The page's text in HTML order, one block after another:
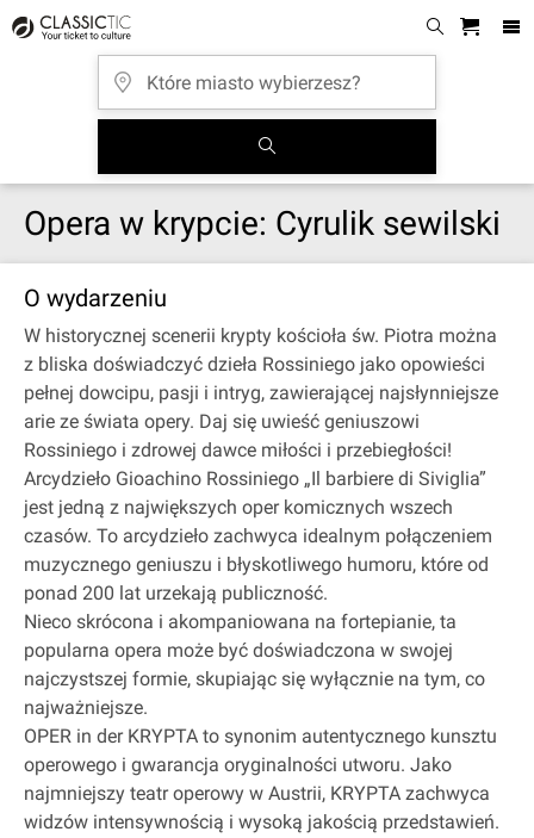
Opera w krypcie: Cyrulik sewilski
O wydarzeniu
W historycznej scenerii krypty kościoła św. Piotra można
z bliska doświadczyć dzieła Rossiniego jako opowieści
pełnej dowcipu, pasji i intryg, zawierającej najsłynniejsze
arie ze świata opery. Daj się uwieść geniuszowi
Rossiniego i zdrowej dawce miłości i przebiegłości!
Arcydzieło Gioachino Rossiniego „Il barbiere di Siviglia”
jest jedną z największych oper komicznych wszech
czasów. To arcydzieło zachwyca idealnym połączeniem
muzycznego geniuszu i błyskotliwego humoru, które od
ponad 200 lat urzekają publiczność.
Nieco skrócona i akompaniowana na fortepianie, ta
popularna opera może być doświadczona w swojej
najczystszej formie, skupiając się wyłącznie na tym, co
najważniejsze.
OPER in der KRYPTA to synonim autentycznego kunsztu
operowego i gwarancja oryginalności utworu. Jako
najmniejszy teatr operowy w Austrii, KRYPTA zachwyca
widzów intensywnością i wysoką jakością przedstawień.